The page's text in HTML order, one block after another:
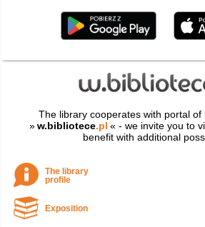
The library cooperates with portal of
»w.bibliotece.pl « - we invite you to
benefit with additional
The library
profile
Exposition